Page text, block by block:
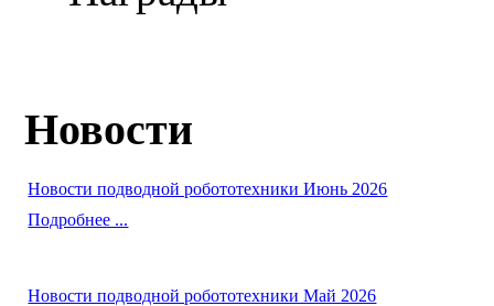
Новости
Новости подводной робототехники Июнь 2026
Подробнее ...
Новости подводной робототехники Май 2026